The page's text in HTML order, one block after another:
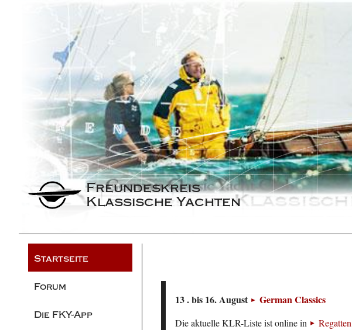
Freundeskreis
Klassische Yachten
Startseite
Forum
Die FKY-App
13 . bis 16. August German Classics
Die aktuelle KLR-Liste ist online in Regatten